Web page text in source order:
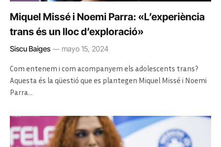
Miquel Missé i Noemi Parra: «L’experiència
trans és un lloc d’exploració»
Siscu Baiges mayo 15, 2024
Com entenem i com acompanyem els adolescents trans?
Aquesta és la qüestió que es plantegen Miquel Missé i Noemi
Parra…